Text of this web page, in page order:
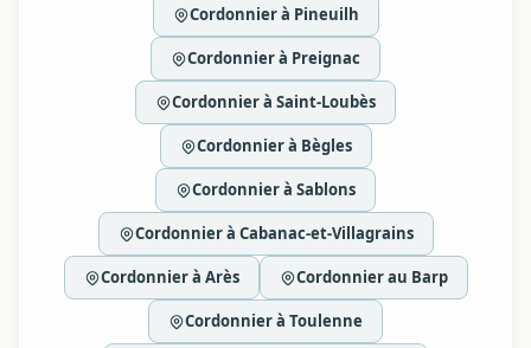
Cordonnier à Pineuilh
Cordonnier à Preignac
Cordonnier à Saint-Loubès
Cordonnier à Bègles
Cordonnier à Sablons
Cordonnier à Cabanac-et-Villagrains
Cordonnier à Arès Cordonnier au Barp
Cordonnier à Toulenne